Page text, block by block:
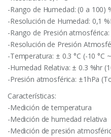
-Rango de Humedad: (0 a 100)
-Resolución de Humedad: 0,1
-Rango de Presión
-Resolución de Presión
-Temperatura: ± 0.3 °C (-10 °C
-Humedad Relativa: ± 0.3 %hr
-Presión atmosférica: ±1hPa
Características:
-Medición de temperatura
-Medición de humedad relativa
-Medición de presión